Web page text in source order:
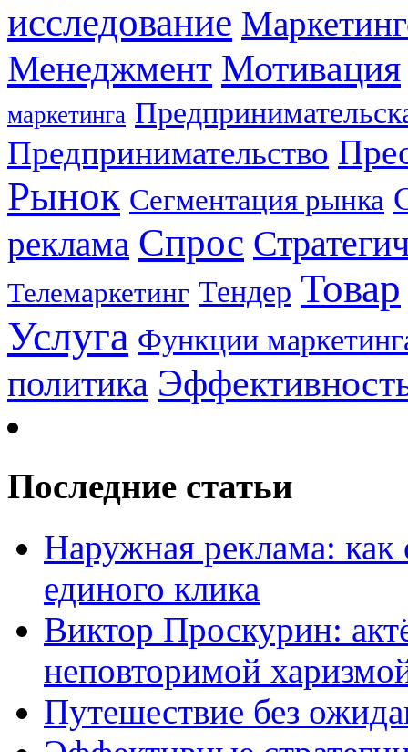
исследование
Менеджмент Мотивация
маркетинга
Предпринимательство
Рынок Сегментация рынка
реклама Спрос
Телемаркетинг Тендер Товар
Услуга Функции
политика
Последние статьи
Наружная реклама: как
единого клика
Виктор Проскурин:
неповторимой
Путешествие без